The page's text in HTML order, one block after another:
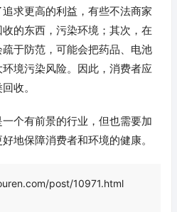
求更高的利益，有些不法商家
的东西，污染环境；其次，在
于防范，可能会把药品、电池
境污染风险。因此，消费者应
收。
个有前景的行业，但也需要加
地保障消费者和环境的健康。
post/10971.html